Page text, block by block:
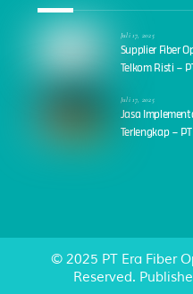
Juli 17, 2025
Supplier Fiber
Telkom Risti –
Juli 17, 2025
Jasa
Terlengkap –
© 2025 PT Era Fiber
Reserved.